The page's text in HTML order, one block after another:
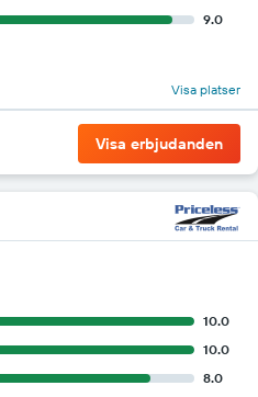
9.0
Visa platser
Visa erbjudanden
10.0
10.0
8.0